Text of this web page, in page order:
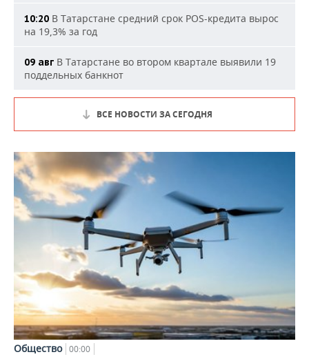
10:20 В Татарстане средний срок POS-кредита вырос
на 19,3% за год
09 авг В Татарстане во втором квартале выявили 19
поддельных банкнот
ВСЕ НОВОСТИ ЗА СЕГОДНЯ
Общество 00:00